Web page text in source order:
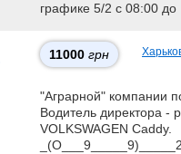
графике 5/2 с 08:00
11000 грн
"Аграрной" компании
Водитель директора -
VOLKSWAGEN Caddy.